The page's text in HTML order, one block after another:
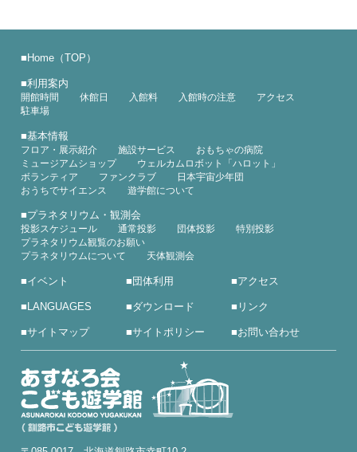
■ Home（TOP）
■利用案内
開館時間 休館日 入館料 入館時の注意
アクセス
駐車場
■基本情報
フロア・展示紹介 施設サービス
おもちゃの病院
ミュージアムショップ
ウェルカムロボット「ハロット」
ボランティア
ファンクラブ
日本宇宙少年団
おうちでサイエンス
遊学館について
■プラネタリウム・観測会
投影スケジュール 通常投影 団体投影
特別投影
プラネタリウム観覧のお願い
プラネタリウムについて
天体観測会
■イベント ■ 団体利用 ■アクセス
■ LANGUAGES ■ダウンロード ■ リンク
■サイトマップ ■サイトポリシー ■お問い合わせ